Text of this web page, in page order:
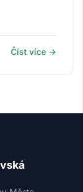
Číst více →